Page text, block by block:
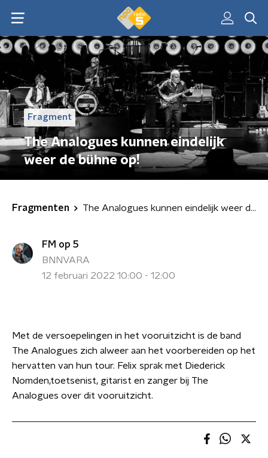
Fragment
The Analogues kunnen eindelijk
weer de bühne op!
Fragmenten The Analogues kunnen eindelijk weer de bühne op!
FM op 5
BNNVARA
12 februari 2022 10:00 - 12:00
Met de versoepelingen in het vooruitzicht is de band
The Analogues zich alweer aan het voorbereiden op het
hervatten van hun tour. Felix sprak met Diederick
Nomden,toetsenist, gitarist en zanger bij The
Analogues over dit vooruitzicht.